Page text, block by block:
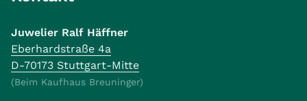
Juwelier Ralf Häffner
Eberhardstraße 4a
D-70173 Stuttgart-Mitte
(Beim Kaufhaus Breuninger)